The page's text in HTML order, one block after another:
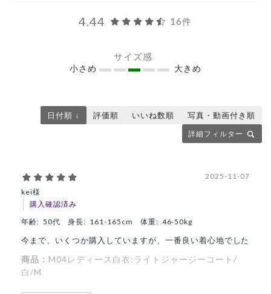
4.44 16件
サイズ感
小さめ 大きめ
詳細フィルター
日付順 ↓ 評価順 いいね数順 写真・動画付き順
kei様
購入確認済み
2025-11-07
年齢: 50代 身長: 161-165cm 体重: 46-50kg
今まで、いくつか購入していますが、一番良い着心地でした
商品： M04レディース白衣:ライトジャージーコート/
白/M